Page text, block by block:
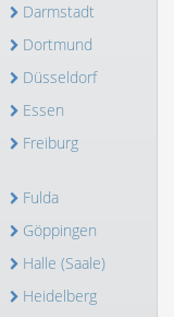
Darmstadt
Dortmund
Düsseldorf
Essen
Freiburg
Fulda
Göppingen
Halle (Saale)
Heidelberg